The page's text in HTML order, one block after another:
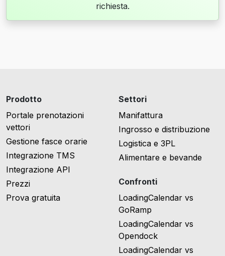
richiesta.
Prodotto
Portale prenotazioni
vettori
Gestione fasce orarie
Integrazione TMS
Integrazione API
Prezzi
Prova gratuita
Settori
Manifattura
Ingrosso e distribuzione
Logistica e 3PL
Alimentare e bevande
Confronti
LoadingCalendar vs
GoRamp
LoadingCalendar vs
Opendock
LoadingCalendar vs